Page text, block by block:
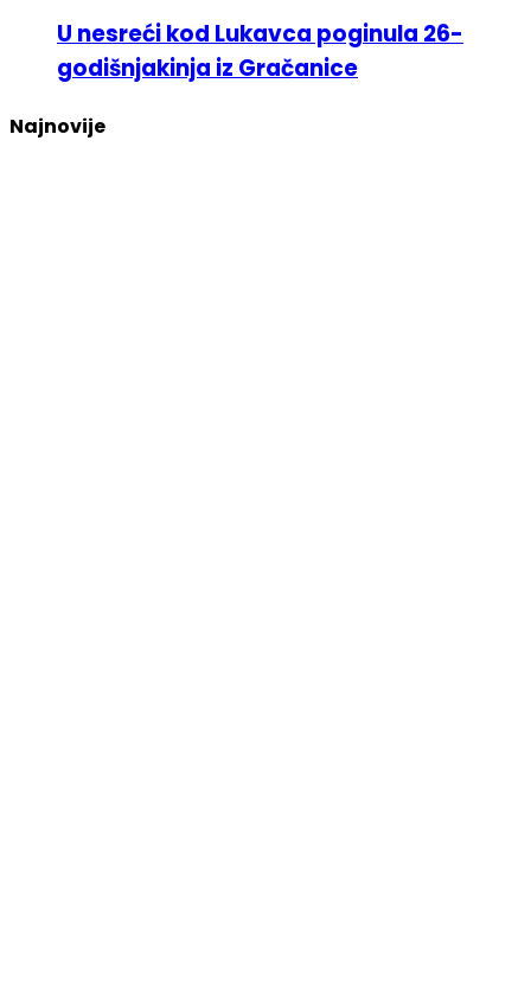
U nesreći kod Lukavca poginula 26-
godišnjakinja iz Gračanice
Najnovije